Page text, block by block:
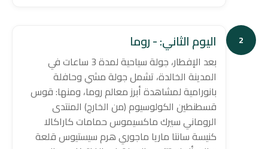
2 اليوم الثاني: - روما
بعد الإفطار، جولة سياحية لمدة 3 ساعات في
المدينة الخالدة، تشمل جولة مشي وحافلة
بانورامية لمشاهدة أبرز معالم روما، ومنها: قوس
قسطنطين الكولوسيوم (من الخارج) المنتدى
الروماني سيرك ماكسيموس حمامات كاراكالا
كنيسة سانتا ماريا ماجوري هرم سيستيوس قلعة